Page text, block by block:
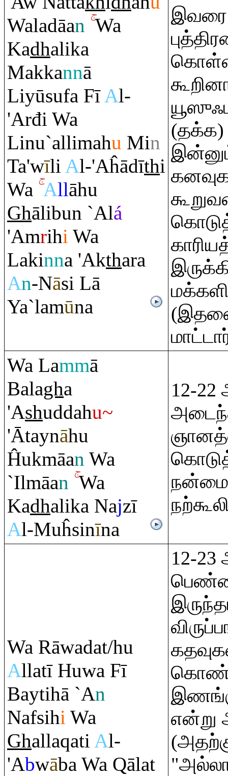
Waladāan Wa
Kadhalika
Makkannā
Liyūsufa FīAl-
'Arđi Wa
Linu`allimahu Min
Ta'wīli Al-'Aĥādīthi
Wa Allāhu
Ghālibun `Alá
'Amrihi Wa
Lakinna 'Akthara
An-Nāsi Lā
Ya`lamūna
இவரை
(தக்க)
Wa Lammā
Balagha
'Ashuddahu~
'Ātaynāhu
Ĥukmāan Wa
`Ilmāan Wa
Kadhalika Najzī
Al-Muĥsinīna
12-
நன்மை
Wa Rāwadat/hu
Allatī Huwa Fī
Baytihā `An
Nafsihi Wa
Ghallaqati Al-
'Abwāba Wa Qālat
12-
என்று